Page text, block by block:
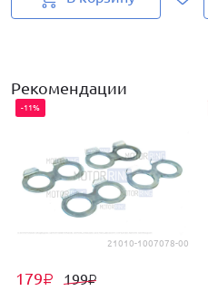
Рекомендации
21010-1007078-00
179₽ 199₽
-11%